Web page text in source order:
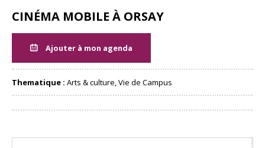
CINÉMA MOBILE À ORSAY
Ajouter à mon agenda
Thematique : Arts & culture, Vie de Campus